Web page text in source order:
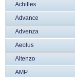
Achilles
Advance
Advenza
Aeolus
Altenzo
AMP